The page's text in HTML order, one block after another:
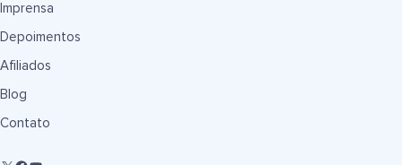
Imprensa
Depoimentos
Afiliados
Blog
Contato